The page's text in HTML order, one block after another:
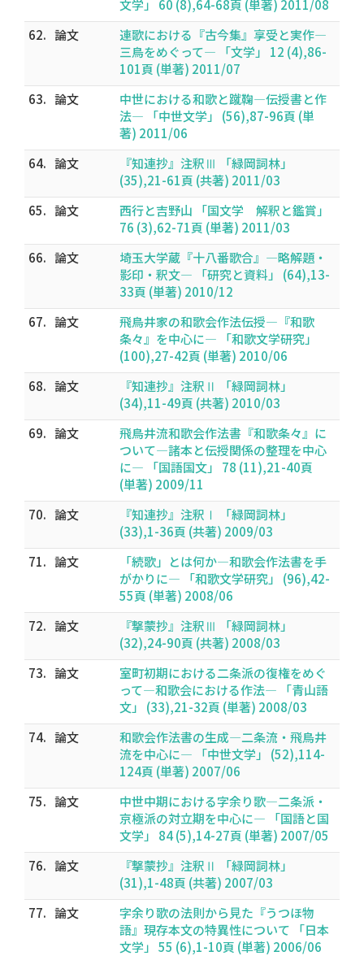
文学」 60 (8),64-68頁 (単著) 2011/08
62. 論文
連歌における『古今集』享受と実作―
三鳥をめぐって― 「文学」 12 (4),86-
101頁 (単著) 2011/07
63. 論文
中世における和歌と蹴鞠―伝授書と作
法― 「中世文学」 (56),87-96頁 (単
著) 2011/06
64. 論文
『知連抄』注釈Ⅲ 「緑岡詞林」
(35),21-61頁 (共著) 2011/03
65. 論文
西行と吉野山 「国文学 解釈と鑑賞」
76 (3),62-71頁 (単著) 2011/03
66. 論文
埼玉大学蔵『十八番歌合』―略解題・
影印・釈文― 「研究と資料」 (64),13-
33頁 (単著) 2010/12
67. 論文
飛鳥井家の和歌会作法伝授―『和歌
条々』を中心に― 「和歌文学研究」
(100),27-42頁 (単著) 2010/06
68. 論文
『知連抄』注釈Ⅱ 「緑岡詞林」
(34),11-49頁 (共著) 2010/03
69. 論文
飛鳥井流和歌会作法書『和歌条々』に
ついて―諸本と伝授関係の整理を中心
に― 「国語国文」 78 (11),21-40頁
(単著) 2009/11
70. 論文
『知連抄』注釈Ⅰ 「緑岡詞林」
(33),1-36頁 (共著) 2009/03
71. 論文
「続歌」とは何か―和歌会作法書を手
がかりに― 「和歌文学研究」 (96),42-
55頁 (単著) 2008/06
72. 論文
『撃蒙抄』注釈Ⅲ 「緑岡詞林」
(32),24-90頁 (共著) 2008/03
73. 論文
室町初期における二条派の復権をめぐ
って―和歌会における作法― 「青山語
文」 (33),21-32頁 (単著) 2008/03
74. 論文
和歌会作法書の生成―二条流・飛鳥井
流を中心に― 「中世文学」 (52),114-
124頁 (単著) 2007/06
75. 論文
中世中期における字余り歌―二条派・
京極派の対立期を中心に― 「国語と国
文学」 84 (5),14-27頁 (単著) 2007/05
76. 論文
『撃蒙抄』注釈Ⅱ 「緑岡詞林」
(31),1-48頁 (共著) 2007/03
77. 論文
字余り歌の法則から見た『うつほ物
語』現存本文の特異性について 「日本
文学」 55 (6),1-10頁 (単著) 2006/06